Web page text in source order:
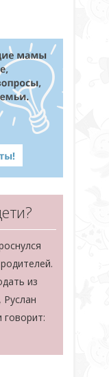
из
говорит: